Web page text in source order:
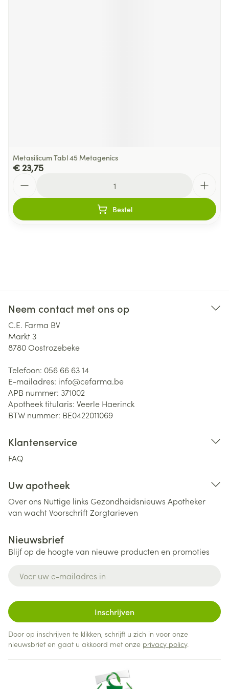
Metasilicum Tabl 45 Metagenics
€ 23,75
Bestel
Neem contact met ons op
C.E. Farma BV
Markt 3
8780Oostrozebeke
Telefoon: 056 66 63 14
E-mailadres: info@cefarma.be
APB nummer: 371002
Apotheek titularis: Veerle Haerinck
BTW nummer: BE0422011069
Klantenservice
FAQ
Uw apotheek
Over ons Nuttige links Gezondheidsnieuws Apotheker
van wachtVoorschriftZorgtarieven
Nieuwsbrief
Blijf op de hoogte van nieuwe producten en promoties
Inschrijven
Door op inschrijven te klikken, schrijft u zich in voor onze
nieuwsbrief en gaat u akkoord met onze privacy policy.